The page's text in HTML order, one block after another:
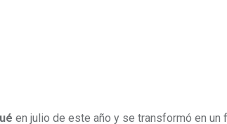
en julio de este año y se transformó en un